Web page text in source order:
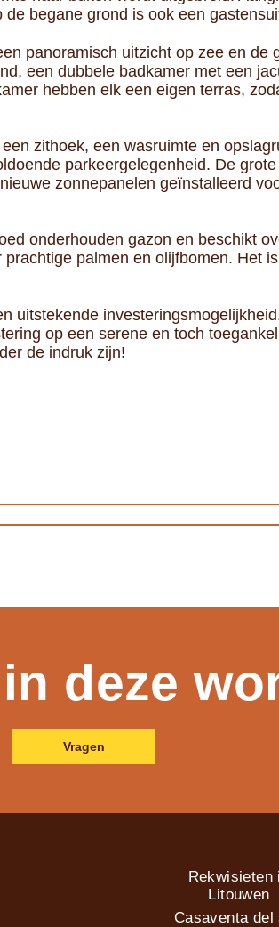
begane grond is ook een
panoramisch uitzicht op zee en de
een dubbele badkamer met een
hebben elk een eigen terras,
zithoek, een wasruimte en
parkeergelegenheid. De
zonnepanelen geïnstalleerd
onderhouden gazon en beschikt
palmen en olijfbomen. Het
uitstekende
op een serene en toch
de indruk zijn!
deze
Vragen
Rekwisieten
Litouwen
Casaventa del